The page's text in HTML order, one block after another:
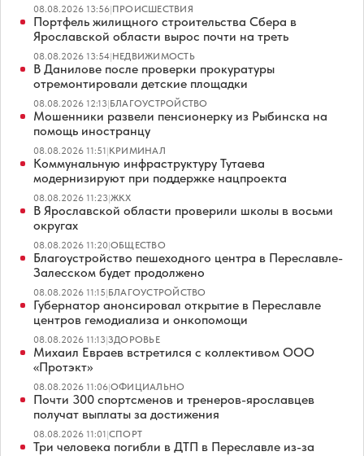
08.08.2026 13:56|ПРОИСШЕСТВИЯ
Портфель жилищного строительства Сбера в
Ярославской области вырос почти на треть
08.08.2026 13:54|НЕДВИЖИМОСТЬ
В Данилове после проверки прокуратуры
отремонтировали детские площадки
08.08.2026 12:13|БЛАГОУСТРОЙСТВО
Мошенники развели пенсионерку из Рыбинска на
помощь иностранцу
08.08.2026 11:51|КРИМИНАЛ
Коммунальную инфраструктуру Тутаева
модернизируют при поддержке нацпроекта
08.08.2026 11:23|ЖКХ
В Ярославской области проверили школы в восьми
округах
08.08.2026 11:20|ОБЩЕСТВО
Благоустройство пешеходного центра в Переславле-
Залесском будет продолжено
08.08.2026 11:15|БЛАГОУСТРОЙСТВО
Губернатор анонсировал открытие в Переславле
центров гемодиализа и онкопомощи
08.08.2026 11:13|ЗДОРОВЬЕ
Михаил Евраев встретился с коллективом ООО
«Протэкт»
08.08.2026 11:06|ОФИЦИАЛЬНО
Почти 300 спортсменов и тренеров-ярославцев
получат выплаты за достижения
08.08.2026 11:01|СПОРТ
Три человека погибли в ДТП в Переславле из-за